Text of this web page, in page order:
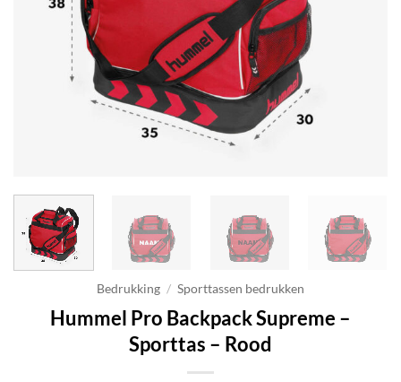
Bedrukking / Sporttassen bedrukken
Hummel Pro Backpack Supreme –
Sporttas – Rood